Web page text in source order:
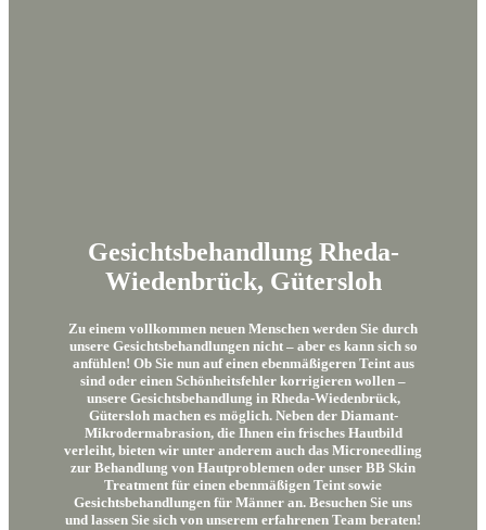
Gesichtsbehandlung Rheda-
Wiedenbrück, Gütersloh
Zu einem vollkommen neuen Menschen werden Sie durch
unsere Gesichtsbehandlungen nicht – aber es kann sich so
anfühlen! Ob Sie nun auf einen ebenmäßigeren Teint aus
sind oder einen Schönheitsfehler korrigieren wollen –
unsere Gesichtsbehandlung in Rheda-Wiedenbrück,
Gütersloh machen es möglich. Neben der Diamant-
Mikrodermabrasion, die Ihnen ein frisches Hautbild
verleiht, bieten wir unter anderem auch das Microneedling
zur Behandlung von Hautproblemen oder unser BB Skin
Treatment für einen ebenmäßigen Teint sowie
Gesichtsbehandlungen für Männer an. Besuchen Sie uns
und lassen Sie sich von unserem erfahrenen Team beraten!